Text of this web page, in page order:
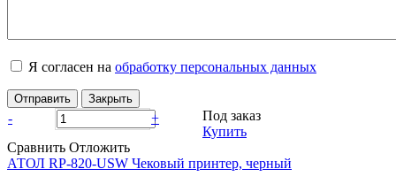
Я согласен на обработку персональных данных
Отправить Закрыть
- +
Под заказ
Купить
Сравнить Отложить
АТОЛ RP-820-USW Чековый принтер, черный